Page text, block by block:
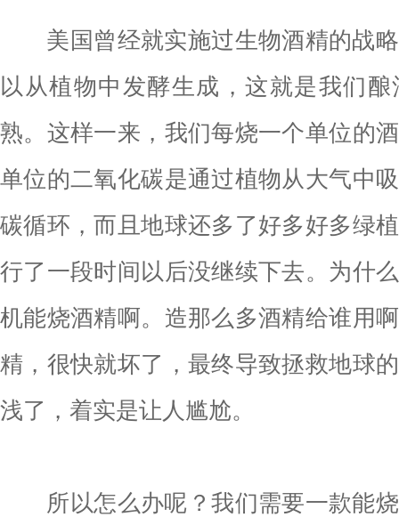
美国曾经就实施过生物酒精的战略
以从植物中发酵生成，这就是我们
熟。这样一来，我们每烧一个单位的
单位的二氧化碳是通过植物从大气中
碳循环，而且地球还多了好多好多绿
行了一段时间以后没继续下去。为什
机能烧酒精啊。造那么多酒精给谁用
精，很快就坏了，最终导致拯救地球
浅了，着实是让人尴尬。
所以怎么办呢？我们需要一款能烧